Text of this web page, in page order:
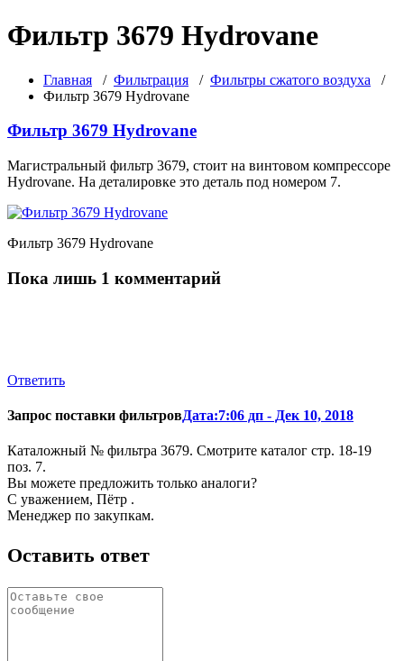
Фильтр 3679 Hydrovane
Главная / Фильтрация / Фильтры сжатого воздуха /
Фильтр 3679 Hydrovane
Фильтр 3679 Hydrovane
Магистральный фильтр 3679, стоит на винтовом компрессоре
Hydrovane. На деталировке это деталь под номером 7.
Фильтр 3679 Hydrovane
Пока лишь 1 комментарий
Ответить
Запрос поставки фильтровДата:7:06 дп - Дек 10, 2018
Каталожный № фильтра 3679. Смотрите каталог стр. 18-19
поз. 7.
Вы можете предложить только аналоги?
С уважением, Пётр .
Менеджер по закупкам.
Оставить ответ